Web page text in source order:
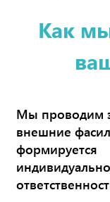
Как
Мы проводим
внешние
формируется